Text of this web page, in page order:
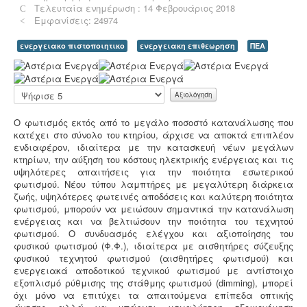
πελατειακό κοινό χρειάζεται να πιστοποιηθούν κατά
ISO. Αυτό είτε απαιτείται για δουλειές με το δημόσιο
(δημοπρασίες) ή από τη νομοθεσία (τρόφιμα-ποτά) ή
αποτελεί κανόνα της αγοράς (εξαγωγές). Κλειδί στην
διαδικασία είναι η μελέτη διαχείρισης ποιότητας.
Τεχνικός ασφαλείας στην εργασία -
Όλες οι
επιχειρήσεις έχουν την υποχρέωση να διαθέτουν
μελέτη επικινδυνότητας από επαγγελματία τεχνικό
ασφαλείας εγγεγραμμένο στο μητρώο της
επιθεώρησης εργασίας (Ν. 3850/10, άρθρα 12, 42, 43)
Συλλογή και μεταφορά λιπαντικών - ορυκτέλαιων
Η
δραστηριότητα συλλογής και μεταφοράς επικίνδυνων
χρησιμοποιημένων ορυκτέλαιων - λιπαντικών ασκείται
μετά από την έκδοση άδειας επικινδύνων. Η άδεια
Τελευταία ενημέρωση : 14 Φεβρουάριος 2018
Εμφανίσεις: 24974
ενεργειακο πιστοποιητικο ενεργειακη επιθεωρηση ΠΕΑ
Α
ξ
ι
ο
ό
γ
η
σ
η
Χ
ρ
ή
σ
τ
η
:
5
Παρακαλώ
αξιολογήστε
Ο φωτισμός εκτός από το μεγάλο ποσοστό κατανάλωσης που
κατέχει στο σύνολο του κτηρίου, άρχισε να αποκτά επιπλέον
ενδιαφέρον, ιδιαίτερα με την κατασκευή νέων μεγάλων
κτηρίων, την αύξηση του κόστους ηλεκτρικής ενέργειας και τις
υψηλότερες απαιτήσεις για την ποιότητα εσωτερικού
φωτισμού. Νέου τύπου λαμπτήρες με μεγαλύτερη διάρκεια
ζωής, υψηλότερες φωτεινές αποδόσεις και καλύτερη ποιότητα
φωτισμού, μπορούν να μειώσουν σημαντικά την κατανάλωση
ενέργειας και να βελτιώσουν την ποιότητα του τεχνητού
φωτισμού. Ο συνδυασμός ελέγχου και αξιοποίησης του
φυσικού φωτισμού (Φ.Φ.), ιδιαίτερα με αισθητήρες σύζευξης
φυσικού τεχνητού φωτισμού (αισθητήρες φωτισμού) και
ενεργειακά αποδοτικού τεχνικού φωτισμού με αντίστοιχο
εξοπλισμό ρύθμισης της στάθμης φωτισμού (dimming), μπορεί
όχι μόνο να επιτύχει τα απαιτούμενα επίπεδα οπτικής